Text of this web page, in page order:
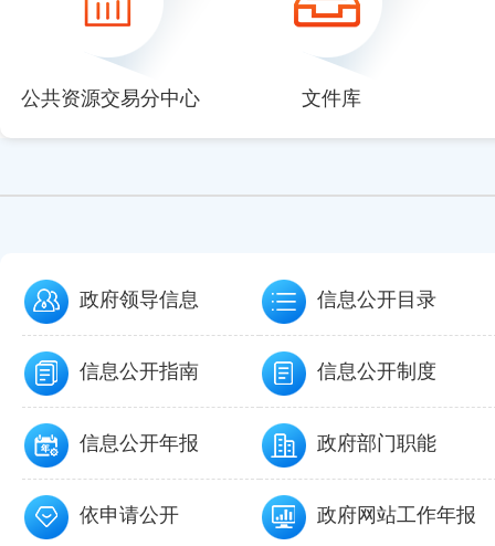
公共资源交易分中心 文件库
政府领导信息 信息公开目录
信息公开指南 信息公开制度
信息公开年报 政府部门职能
依申请公开 政府网站工作年报